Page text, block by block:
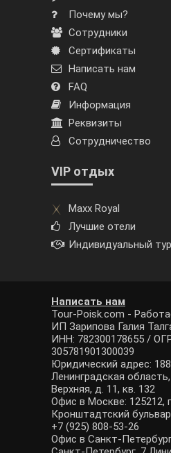
Почему мы?
Сотрудники
Сертификаты
Написать нам
FAQ
Информация
Реквизиты
Сотрудничество
VIP отдых
Maxx Royal
Лучшие отели
Индивидуальный тур
Написать нам
Tour-Poisk.com -
ИП Зарипова Галия
ИНН: 782300178655 /
305781901300039
Юридический адрес:
Ленинградская
Верхняя, д. 11, кв. 132
Офис в Москве: 125212,
Кронштадтский
+7 (925) 808-53-26
Офис в Санкт-